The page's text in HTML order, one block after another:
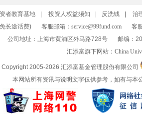
者教育基地 投资人权益须知 反洗钱
治
长途话费)
客服邮箱： service@99fund.com
客
公司地址：上海市黄浦区外马路728号
邮编：
汇添富旗下网站： China
Copyright 2005-2026 汇添富基金管理股份有限公司
本网站所有资讯与说明文字仅供参考，如有与本